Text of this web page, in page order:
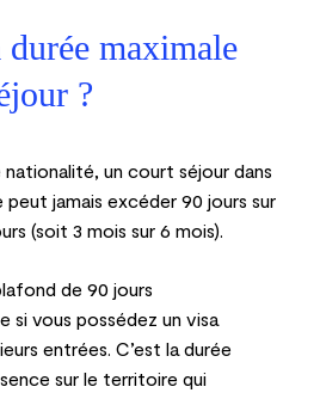
maximale
?
un court séjour dans
peut jamais excéder 90 jours sur
(soit 3 mois sur 6 mois).
de 90 jours
si vous possédez un visa
entrées. C’est la durée
sur le territoire qui